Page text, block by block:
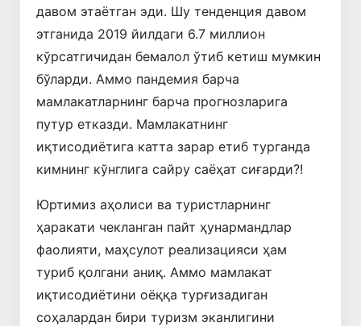
давом этаётган эди. Шу тенденция давом
этганида 2019 йилдаги 6.7 миллион
кўрсатгичидан бемалол ўтиб кетиш мумкин
бўларди. Аммо пандемия барча
мамлакатларнинг барча прогнозларига
путур етказди. Мамлакатнинг
иқтисодиётига катта зарар етиб турганда
кимнинг кўнглига сайру саёҳат сиғарди?!
Юртимиз аҳолиси ва туристларнинг
ҳаракати чекланган пайт ҳунармандлар
фаолияти, маҳсулот реализацияси ҳам
туриб қолгани аниқ. Аммо мамлакат
иқтисодиётини оёққа турғизадиган
соҳалардан бири туризм эканлигини